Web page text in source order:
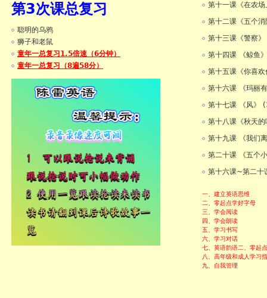
第3次课总复习
聪明的乌鸦
狮子和老鼠
童年一总复习1.5倍速（6分钟）
童年一总复习（8遍58分）
第十一课《在农
第十二课《五个
第十三课《警察
第十四课 《鲸鱼
第十五课《你喜
第十六课 《玛丽
第十七课 《风》
第十八课《秋天
第十九课 《我们
第二十课 《五个
第十六课~第二十
一、建立英语思维
二、零起点学好字母
三、学会阅读
四、学会朗读
五、学习书写
六、学习对话
七、英语韵语二、零起
八、高年级和成人学习
九、自我管理